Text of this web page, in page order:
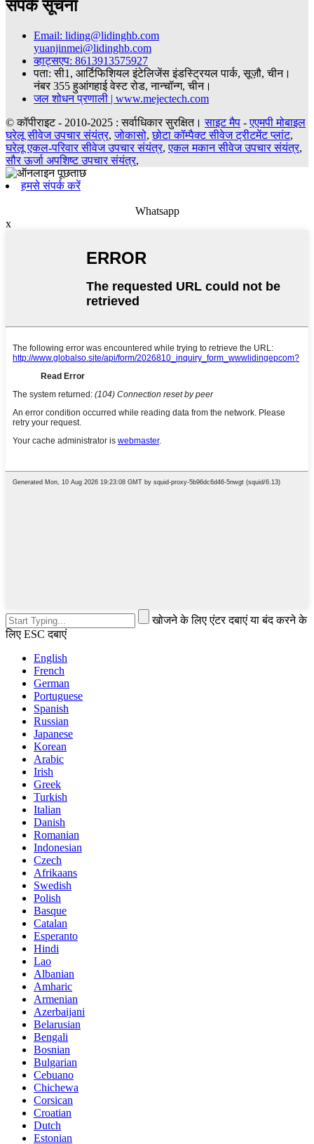
संपर्क सूचना
Email: liding@lidinghb.com
yuanjinmei@lidinghb.com
व्हाट्सएप: 8613913575927
पता: सी1, आर्टिफिशियल इंटेलिजेंस इंडस्ट्रियल पार्क, सूज़ौ, चीन।
नंबर 355 हुआंगहाई वेस्ट रोड, नान्चॉन्ग, चीन।
जल शोधन प्रणाली | www.mejectech.com
© कॉपीराइट - 2010-2025 : सर्वाधिकार सुरक्षित। साइट मैप -एएमपी मोबाइल
घरेलू सीवेज उपचार संयंत्र,जोकासो,छोटा कॉम्पैक्ट सीवेज ट्रीटमेंट प्लांट,
घरेलू एकल-परिवार सीवेज उपचार संयंत्र,एकल मकान सीवेज उपचार संयंत्र,
सौर ऊर्जा अपशिष्ट उपचार संयंत्र,
हमसे संपर्क करें
Whatsapp
x
खोजने के लिए एंटर दबाएं या बंद करने के
लिए ESC दबाएं
English
French
German
Portuguese
Spanish
Russian
Japanese
Korean
Arabic
Irish
Greek
Turkish
Italian
Danish
Romanian
Indonesian
Czech
Afrikaans
Swedish
Polish
Basque
Catalan
Esperanto
Hindi
Lao
Albanian
Amharic
Armenian
Azerbaijani
Belarusian
Bengali
Bosnian
Bulgarian
Cebuano
Chichewa
Corsican
Croatian
Dutch
Estonian